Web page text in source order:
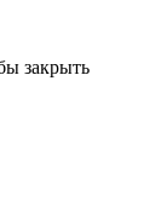
закрыть